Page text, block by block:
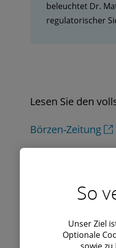
beleuchtet Dr.
regulatorischer
Lesen Sie den
Börzen-Zeitung
So
Unser Ziel
Optionale